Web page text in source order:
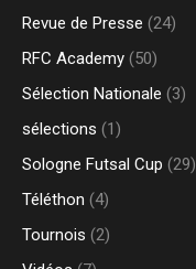
Revue de Presse (24)
RFC Academy (50)
Sélection Nationale (3)
sélections (1)
Sologne Futsal Cup (29)
Téléthon (4)
Tournois (2)